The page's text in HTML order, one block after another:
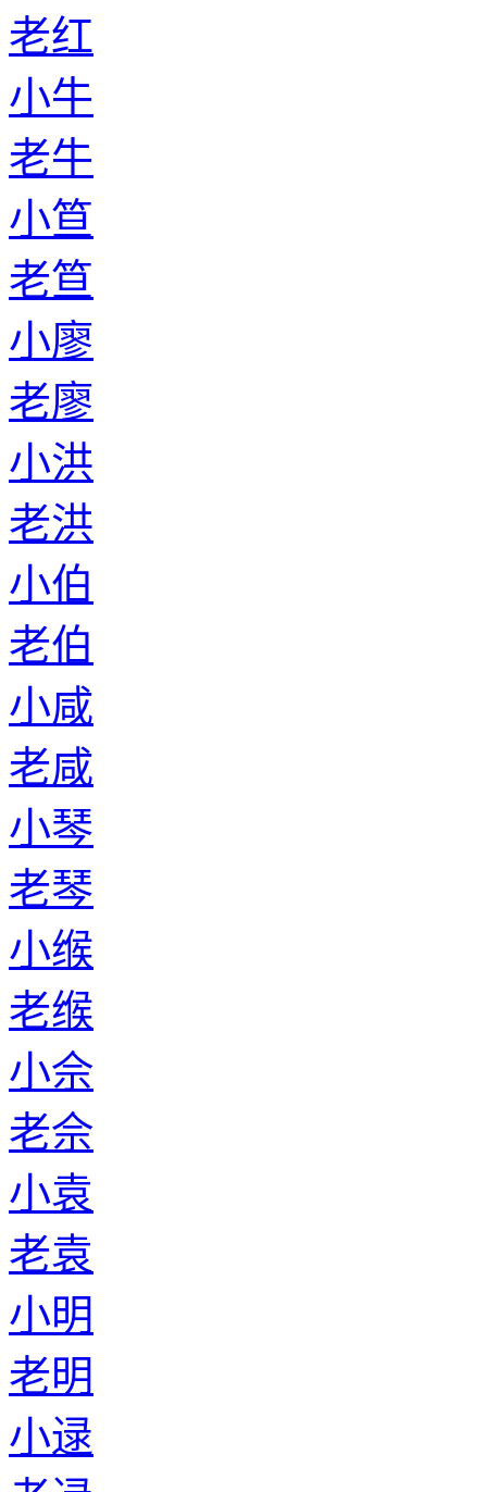
老红
小牛
老牛
小笪
老笪
小廖
老廖
小洪
老洪
小伯
老伯
小咸
老咸
小琴
老琴
小缑
老缑
小佘
老佘
小袁
老袁
小明
老明
小逯